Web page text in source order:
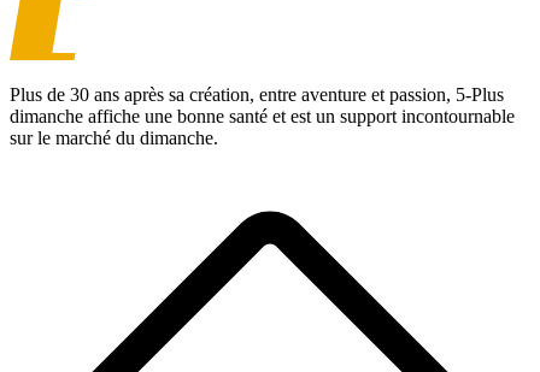
Plus de 30 ans après sa création, entre aventure et passion, 5-Plus
dimanche affiche une bonne santé et est un support incontournable
sur le marché du dimanche.